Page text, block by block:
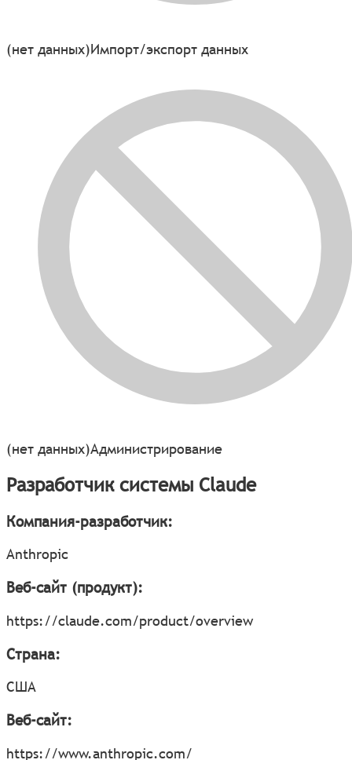
(нет данных)Импорт/экспорт данных
(нет данных)Администрирование
Разработчик системы Claude
Компания-разработчик:
Anthropic
Веб-сайт (продукт):
https://claude.com/product/overview
Страна:
США
Веб-сайт:
https://www.anthropic.com/